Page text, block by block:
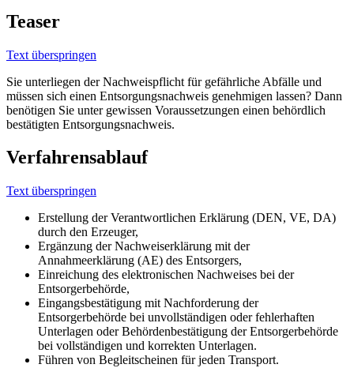
Teaser
Text überspringen
Sie unterliegen der Nachweispflicht für gefährliche Abfälle und
müssen sich einen Entsorgungsnachweis genehmigen lassen? Dann
benötigen Sie unter gewissen Voraussetzungen einen behördlich
bestätigten Entsorgungsnachweis.
Verfahrensablauf
Text überspringen
Erstellung der Verantwortlichen Erklärung (DEN, VE, DA)
durch den Erzeuger,
Ergänzung der Nachweiserklärung mit der
Annahmeerklärung (AE) des Entsorgers,
Einreichung des elektronischen Nachweises bei der
Entsorgerbehörde,
Eingangsbestätigung mit Nachforderung der
Entsorgerbehörde bei unvollständigen oder fehlerhaften
Unterlagen oder Behördenbestätigung der Entsorgerbehörde
bei vollständigen und korrekten Unterlagen.
Führen von Begleitscheinen für jeden Transport.